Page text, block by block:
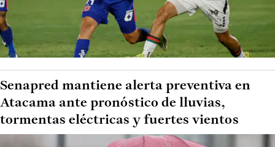
Senapred mantiene alerta preventiva en
Atacama ante pronóstico de lluvias,
tormentas eléctricas y fuertes vientos